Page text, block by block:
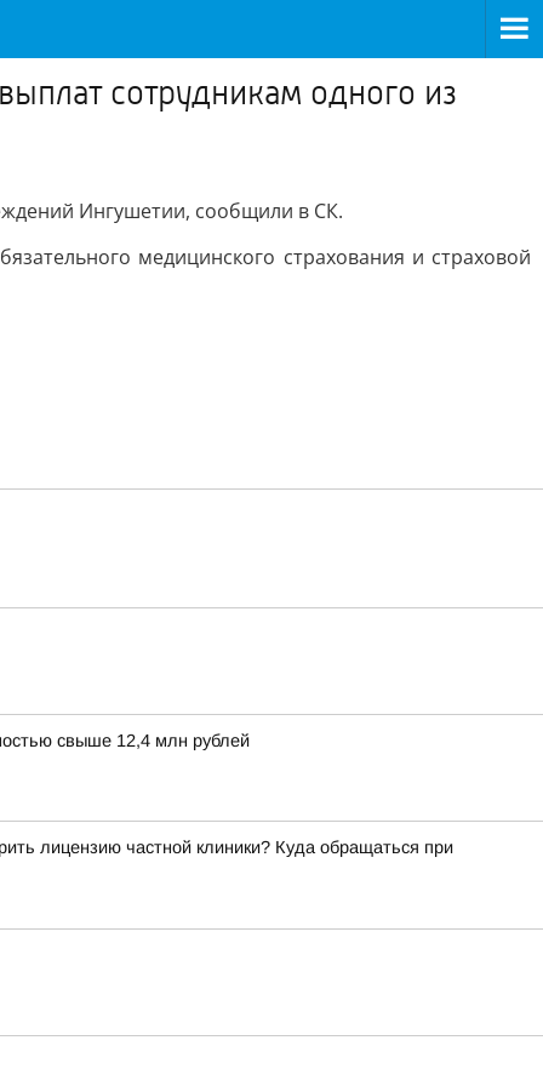
сотрудникам одного из
Ингушетии, сообщили в СК.
медицинского страхования и страховой
свыше 12,4 млн рублей
лицензию частной клиники? Куда обращаться при